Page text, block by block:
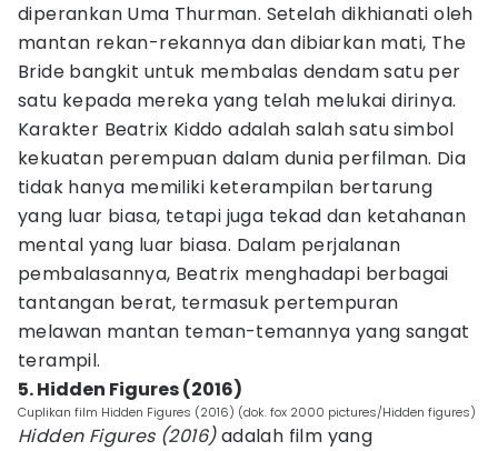
diperankan Uma Thurman. Setelah dikhianati oleh
mantan rekan-rekannya dan dibiarkan mati, The
Bride bangkit untuk membalas dendam satu per
satu kepada mereka yang telah melukai dirinya.
Karakter Beatrix Kiddo adalah salah satu simbol
kekuatan perempuan dalam dunia perfilman. Dia
tidak hanya memiliki keterampilan bertarung
yang luar biasa, tetapi juga tekad dan ketahanan
mental yang luar biasa. Dalam perjalanan
pembalasannya, Beatrix menghadapi berbagai
tantangan berat, termasuk pertempuran
melawan mantan teman-temannya yang sangat
terampil.
5. Hidden Figures (2016)
Cuplikan film Hidden Figures (2016) (dok. fox 2000 pictures/Hidden figures)
Hidden Figures (2016)adalah film yang